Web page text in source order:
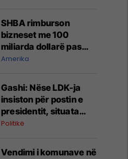
SHBA rimburson
bizneset me 100
miliarda dollarë pas
anulimit të tarifave të
Amerika
Gashi: Nëse LDK-ja
insiston për postin e
presidentit, situata
komplikohet - pres që
Politikë
Vendimi i komunave në